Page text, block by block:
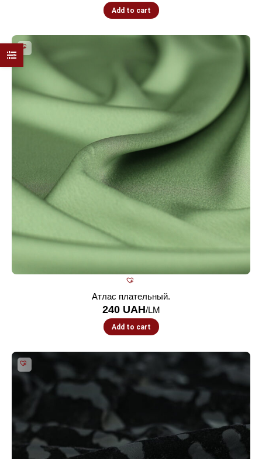
Add to cart
Атлас плательный.
240 UAH/LM
Add to cart